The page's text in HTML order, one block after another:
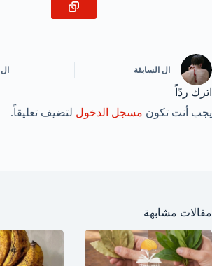
ال السابقة ال
اترك ردّاً
يجب أنت تكون مسجل الدخول لتضيف تعليقاً.
مقالات مشابهة